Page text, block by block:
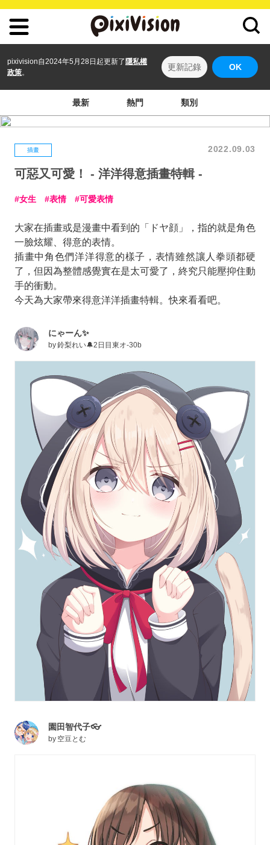
pixivision自2024年5月28日起更新了 隱私權
政策。
更新記錄 OK
最新 熱門 類別
插畫 2022.09.03
可惡又可愛！ - 洋洋得意插畫特輯 -
女生 表情 可愛表情
大家在插畫或是漫畫中看到的「ドヤ顔」，指的就是角色
一臉炫耀、得意的表情。
插畫中角色們洋洋得意的樣子，表情雖然讓人拳頭都硬
了，但因為整體感覺實在是太可愛了，終究只能壓抑住動
手的衝動。
今天為大家帶來得意洋洋插畫特輯。快來看看吧。
にゃーん✨
by鈴梨れい🔔2日目東オ-30b
園田智代子👓
by 空豆とむ